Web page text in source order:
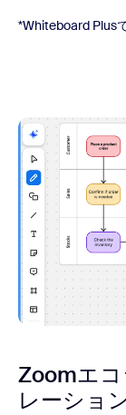
*Whiteboard Plus
Zoomエ
レーショ